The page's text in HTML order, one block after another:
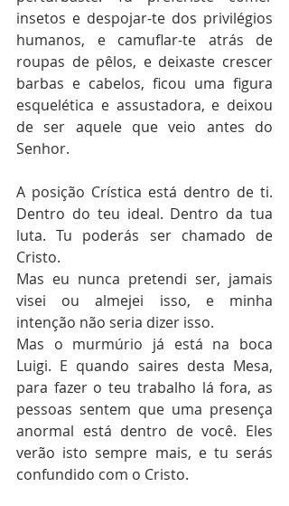
insetos e despojar-te dos privilégios
humanos, e camuflar-te atrás de
roupas de pêlos, e deixaste crescer
barbas e cabelos, ficou uma figura
esquelética e assustadora, e deixou
de ser aquele que veio antes do
Senhor.
A posição Crística está dentro de ti.
Dentro do teu ideal. Dentro da tua
luta. Tu poderás ser chamado de
Cristo.
Mas eu nunca pretendi ser, jamais
visei ou almejei isso, e minha
intenção não seria dizer isso.
Mas o murmúrio já está na boca
Luigi. E quando saires desta Mesa,
para fazer o teu trabalho lá fora, as
pessoas sentem que uma presença
anormal está dentro de você. Eles
verão isto sempre mais, e tu serás
confundido com o Cristo.